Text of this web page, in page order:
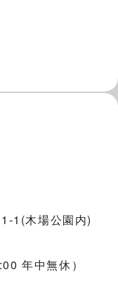
1(木場公園内)
年中無休）